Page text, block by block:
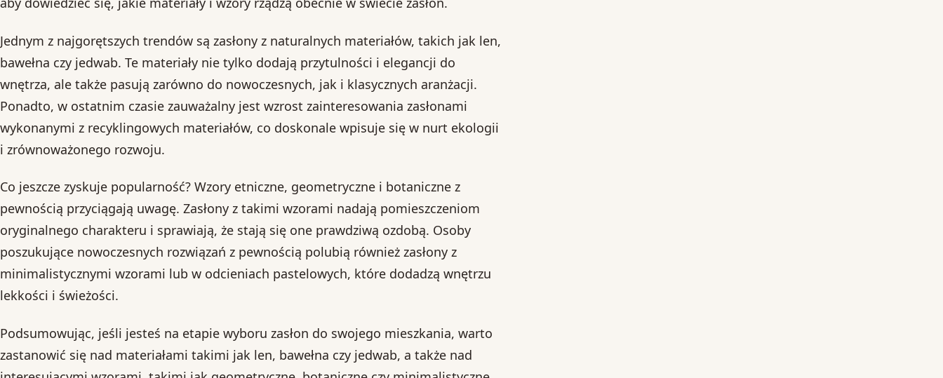
Jednym z najgorętszych trendów są zasłony z naturalnych materiałów, takich jak len,
bawełna czy jedwab. Te materiały nie tylko dodają przytulności i elegancji do
wnętrza, ale także pasują zarówno do nowoczesnych, jak i klasycznych aranżacji.
Ponadto, w ostatnim czasie zauważalny jest wzrost zainteresowania zasłonami
wykonanymi z recyklingowych materiałów, co doskonale wpisuje się w nurt ekologii
i zrównoważonego rozwoju.
Co jeszcze zyskuje popularność? Wzory etniczne, geometryczne i botaniczne z
pewnością przyciągają uwagę. Zasłony z takimi wzorami nadają pomieszczeniom
oryginalnego charakteru i sprawiają, że stają się one prawdziwą ozdobą. Osoby
poszukujące nowoczesnych rozwiązań z pewnością polubią również zasłony z
minimalistycznymi wzorami lub w odcieniach pastelowych, które dodadzą wnętrzu
lekkości i świeżości.
Podsumowując, jeśli jesteś na etapie wyboru zasłon do swojego mieszkania, warto
zastanowić się nad materiałami takimi jak len, bawełna czy jedwab, a także nad